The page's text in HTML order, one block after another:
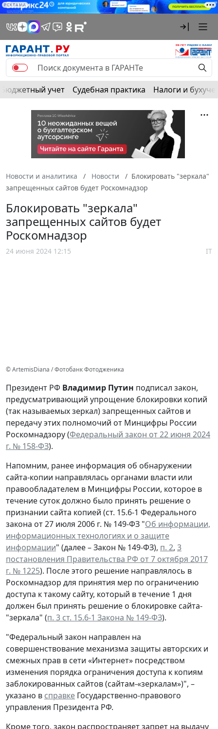
РЕКЛАМА
Бюджетный учет Судебная практика Налоги и
Новости и аналитика Новости
Блокировать "зеркала"
запрещенных сайтов будет Роскомнадзор
Блокировать "зеркала"
запрещенных сайтов будет
Роскомнадзор
24 июня 2024 12:15 IT
© ArtemisDiana / Фотобанк Фотодженика
Президент РФ Владимир Путин подписал закон,
предусматривающий упрощение блокировки копий
(так называемых зеркал) запрещенных сайтов и
передачу этих полномочий от Минцифры России
Роскомнадзору (Федеральный закон от 22 июня 2024
г. № 158-ФЗ).
Напомним, ранее информация об обнаружении
сайта-копии направлялась органами власти или
правообладателем в Минцифры России, которое в
течение суток должно было принять решение о
признании сайта копией (ст. 15.6-1 Федерального
закона от 27 июля 2006 г. № 149-ФЗ "Об информации,
информационных технологиях и о защите
информации" (далее – Закон № 149-ФЗ), п. 2, 3
постановления Правительства РФ от 7 октября 2017
г. № 1225). После этого решение направлялось в
Роскомнадзор для принятия мер по ограничению
доступа к такому сайту, который в течение 1 дня
должен был принять решение о блокировке сайта-
"зеркала" (п. 3 ст. 15.6-1 Закона № 149-ФЗ).
"Федеральный закон направлен на
совершенствование механизма защиты авторских и
смежных прав в сети «Интернет» посредством
изменения порядка ограничения доступа к копиям
заблокированных сайтов (сайтам-«зеркалам»)", –
указано в справке Государственно-правового
управления Президента РФ.
Кроме того, закон распространяет запрет на выдачу